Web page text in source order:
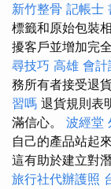
新竹整骨 記帳士
標籤和原始包裝
擾客戶並增加完
尋技巧 高雄 會計
務所有者接受退
習嗎 退貨規則表
滿信心。 波經堂
自己的產品站起
這有助於建立對
旅行社代辦護照